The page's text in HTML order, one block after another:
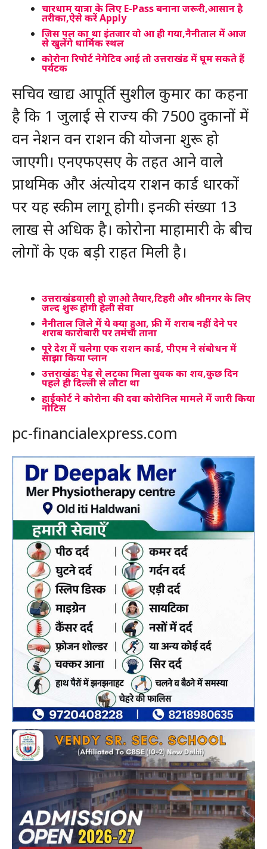
चारधाम यात्रा के लिए E-Pass बनाना जरूरी,आसान है
तरीका,ऐसे करें Apply
जिस पल का था इंतजार वो आ ही गया,नैनीताल में आज
से खुलेंगे धार्मिक स्थल
कोरोना रिपोर्ट नेगेटिव आई तो उत्तराखंड में घूम सकते हैं
पर्यटक
सचिव खाद्य आपूर्ति सुशील कुमार का कहना
है कि 1 जुलाई से राज्य की 7500 दुकानों में
वन नेशन वन राशन की योजना शुरू हो
जाएगी। एनएफएसए के तहत आने वाले
प्राथमिक और अंत्योदय राशन कार्ड धारकों
पर यह स्कीम लागू होगी। इनकी संख्या 13
लाख से अधिक है। कोरोना माहामारी के बीच
लोगों के एक बड़ी राहत मिली है।
उत्तराखंडवासी हो जाओ तैयार,टिहरी और श्रीनगर के लिए
जल्द शुरू होगी हेली सेवा
नैनीताल जिले में ये क्या हुआ, फ्री में शराब नहीं देने पर
शराब कारोबारी पर तमंचा ताना
पूरे देश में चलेगा एक राशन कार्ड, पीएम ने संबोधन में
साझा किया प्लान
उत्तराखंडः पेड़ से लटका मिला युवक का शव,कुछ दिन
पहले ही दिल्ली से लौटा था
हाईकोर्ट ने कोरोना की दवा कोरोन‍िल मामले में जारी किया
नोटिस
pc-financialexpress.com